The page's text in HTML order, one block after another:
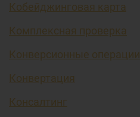
Кобейджинговая карта
Комплексная проверка
Конверсионные операции
Конвертация
Консалтинг